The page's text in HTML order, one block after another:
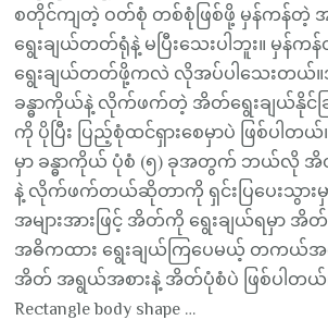
စတိုင်ကျတဲ့ ဝတ်စုံ တစ်စုံဖြစ်ဖို့ မှန်ကန်တဲ့
ရွေးချယ်တတ်ရုံနဲ့ မပြီးသေးပါဘူး။ မှန်ကန်
ရွေးချယ်တတ်ဖို့ကလဲ လိုအပ်ပါသေးတယ်
ခန္ဓာကိုယ်နဲ့ လိုက်ဖက်တဲ့ အိတ်ရွေးချယ်နိုင်
ကို ပိုပြီး ပြည့်စုံထင်ရှားစေမှာပဲ ဖြစ်ပါတယ်
မှာ ခန္ဓာကိုယ် ပုံစံ (၅) ခုအတွက် ဘယ်လို အိ
နဲ့ လိုက်ဖက်တယ်ဆိုတာကို ရှင်းပြပေးသွားမှ
အများအားဖြင့် အိတ်ကို ရွေးချယ်ရမှာ အိ
အဓိကထား ရွေးချယ်ကြပေမယ့် တကယ်အ
အိတ် အရွယ်အစားနဲ့ အိတ်ပုံစံပဲ ဖြစ်ပါတ
Rectangle body shape …